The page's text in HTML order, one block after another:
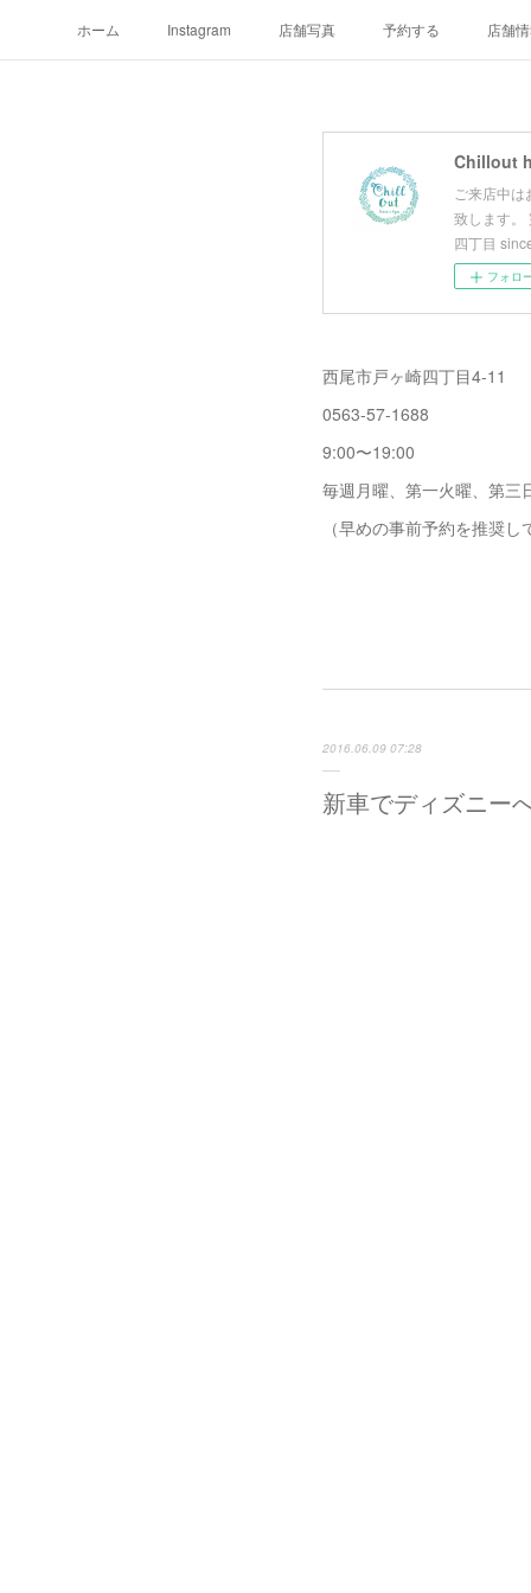
ホーム Instagram 店舗写真 予約する 店舗
Chillout
ご来店中
致します。
四丁目
フォロ
西尾市戸ヶ崎四丁目4-11
0563-57-1688
9:00〜19:00
毎週月曜、第一火曜、第三
（早めの事前予約を推奨し
2016.06.09 07:28
新車でディズニー